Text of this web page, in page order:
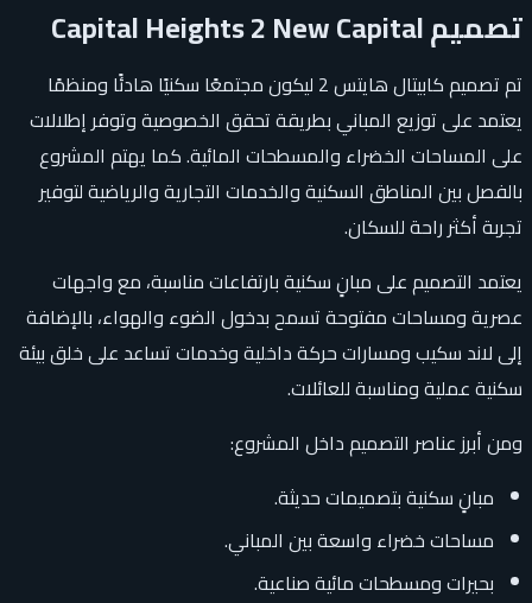
تصميم Capital Heights 2 New Capital
تم تصميم كابيتال هايتس 2 ليكون مجتمعًا سكنيًا هادئًا ومنظمًا
يعتمد على توزيع المباني بطريقة تحقق الخصوصية وتوفر إطلالات
على المساحات الخضراء والمسطحات المائية. كما يهتم المشروع
بالفصل بين المناطق السكنية والخدمات التجارية والرياضية لتوفير
تجربة أكثر راحة للسكان.
يعتمد التصميم على مبانٍ سكنية بارتفاعات مناسبة، مع واجهات
عصرية ومساحات مفتوحة تسمح بدخول الضوء والهواء، بالإضافة
إلى لاند سكيب ومسارات حركة داخلية وخدمات تساعد على خلق بيئة
سكنية عملية ومناسبة للعائلات.
ومن أبرز عناصر التصميم داخل المشروع:
مبانٍ سكنية بتصميمات حديثة.
مساحات خضراء واسعة بين المباني.
بحيرات ومسطحات مائية صناعية.